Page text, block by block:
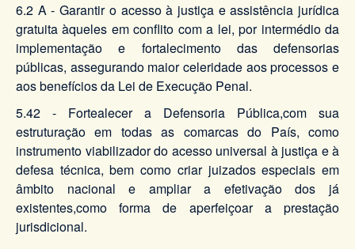
6.2 A - Garantir o acesso à justiça e assistência jurídica
gratuita àqueles em conflito com a lei, por intermédio da
implementação e fortalecimento das defensorias
públicas, assegurando maior celeridade aos processos e
aos benefícios da Lei de Execução Penal.
5.42 - Fortealecer a Defensoria Pública,com sua
estruturação em todas as comarcas do País, como
instrumento viabilizador do acesso universal à justiça e à
defesa técnica, bem como criar juizados especiais em
âmbito nacional e ampliar a efetivação dos já
existentes,como forma de aperfeiçoar a prestação
jurisdicional.